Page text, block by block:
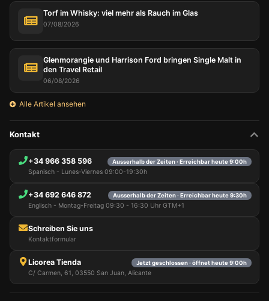
Torf im Whisky: viel mehr als Rauch im Glas
07/08/2026
Glenmorangie und Harrison Ford bringen Single Malt in
den Travel Retail
06/08/2026
Alle Artikel ansehen
Kontakt
+34 966 358 596 Ausserhalb der Zeiten · Erreichbar heute 9:00h
Spanisch - Lunes-Viernes 09:00-19:30h
+34 692 646 872 Ausserhalb der Zeiten · Erreichbar heute 9:30h
Englisch - Montag-Freitag 09:30 - 16:30 Uhr GTM+1
Schreiben Sie uns
Kontaktformular
Licorea Tienda Jetzt geschlossen · öffnet heute 9:00h
C/ Carmen, 61, 03550 San Juan, Alicante